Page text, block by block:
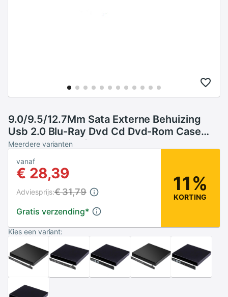
9.0/9.5/12.7Mm Sata Externe Behuizing
Usb 2.0 Blu-Ray Dvd Cd Dvd-Rom Case
Voor Laptop cd/Dvd Optische Drive
Draagbare Slanke
Meerdere varianten
vanaf
€ 28,39
Gratis verzending*
Adviesprijs:€ 31,79 11%
KORTING
Kies een variant: